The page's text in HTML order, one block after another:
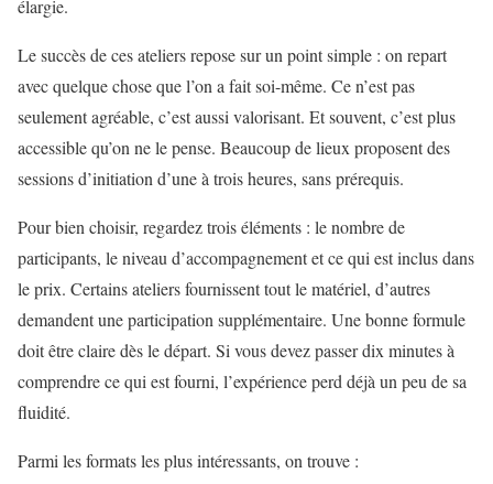
élargie.
Le succès de ces ateliers repose sur un point simple : on repart
avec quelque chose que l’on a fait soi-même. Ce n’est pas
seulement agréable, c’est aussi valorisant. Et souvent, c’est plus
accessible qu’on ne le pense. Beaucoup de lieux proposent des
sessions d’initiation d’une à trois heures, sans prérequis.
Pour bien choisir, regardez trois éléments : le nombre de
participants, le niveau d’accompagnement et ce qui est inclus dans
le prix. Certains ateliers fournissent tout le matériel, d’autres
demandent une participation supplémentaire. Une bonne formule
doit être claire dès le départ. Si vous devez passer dix minutes à
comprendre ce qui est fourni, l’expérience perd déjà un peu de sa
fluidité.
Parmi les formats les plus intéressants, on trouve :